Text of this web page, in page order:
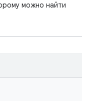
можно найти